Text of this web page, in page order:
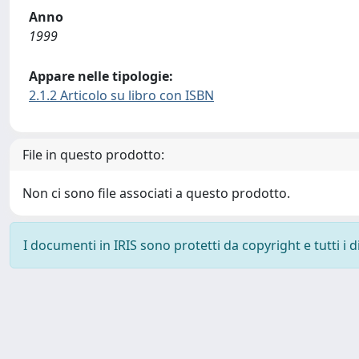
Anno
1999
Appare nelle tipologie:
2.1.2 Articolo su libro con ISBN
File in questo prodotto:
Non ci sono file associati a questo prodotto.
I documenti in IRIS sono protetti da copyright e tutti i